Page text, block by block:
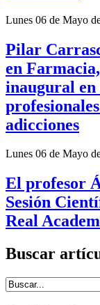
Lunes 06 de Mayo
Pilar
en
inaugural en
adicciones
Lunes 06 de Mayo
El profesor
Sesión
Real
Buscar
Introduce términos de